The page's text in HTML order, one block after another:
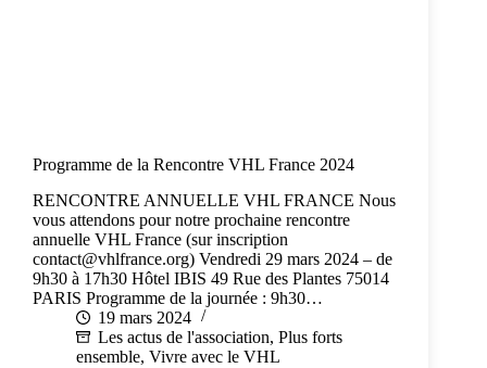
Programme de la Rencontre VHL France 2024
RENCONTRE ANNUELLE VHL FRANCE Nous
vous attendons pour notre prochaine rencontre
annuelle VHL France (sur inscription
contact@vhlfrance.org) Vendredi 29 mars 2024 – de
9h30 à 17h30 Hôtel IBIS 49 Rue des Plantes 75014
PARIS Programme de la journée : 9h30…
19 mars 2024
Les actus de l'association, Plus forts
ensemble, Vivre avec le VHL